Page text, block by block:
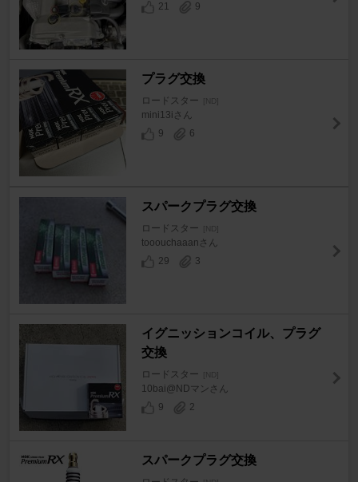
21
9
プラグ交換
ロードスター [ND]
mini13iさん
9
6
スパークプラグ交換
ロードスター [ND]
tooouchaaanさん
29
3
イグニッションコイル、プラグ
交換
ロードスター [ND]
10bai@NDマンさん
9
2
スパークプラグ交換